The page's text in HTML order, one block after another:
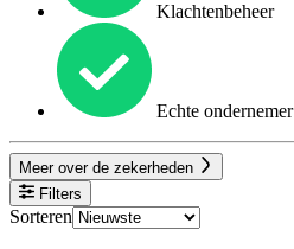
Klachtenbeheer
Echte ondernemer
Meer over de zekerheden
Filters
Sorteren